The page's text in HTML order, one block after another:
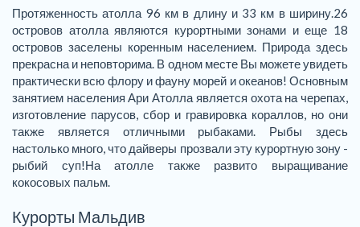
Протяженность атолла 96 км в длину и 33 км в ширину.26
островов атолла являются курортными зонами и еще 18
островов заселены коренным населением. Природа здесь
прекрасна и неповторима. В одном месте Вы можете увидеть
практически всю флору и фауну морей и океанов! Основным
занятием населения Ари Атолла является охота на черепах,
изготовление парусов, сбор и гравировка кораллов, но они
также является отличными рыбаками. Рыбы здесь
настолько много, что дайверы прозвали эту курортную зону -
рыбий суп!На атолле также развито выращивание
кокосовых пальм.
Курорты Мальдив